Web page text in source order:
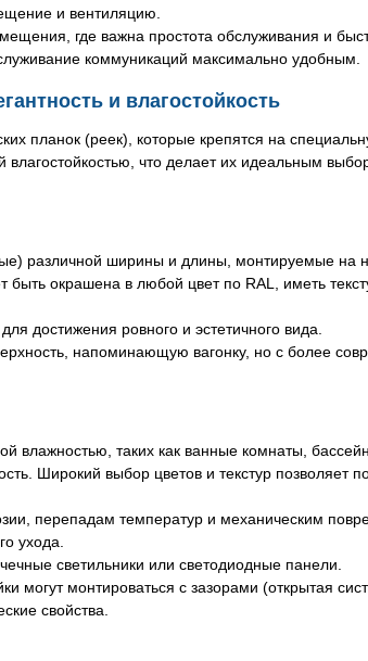
и вентиляцию.
где важна простота обслуживания и
коммуникаций максимально удобным.
и влагостойкость
планок (реек), которые крепятся на
что делает их идеальным
различной ширины и длины, монтируемые на
окрашена в любой цвет по RAL, иметь
достижения ровного и эстетичного вида.
напоминающую вагонку, но с более
таких как ванные комнаты,
Широкий выбор цветов и текстур позволяет
перепадам температур и механическим
ухода.
светильники или светодиодные панели.
могут монтироваться с зазорами (открытая
свойства.